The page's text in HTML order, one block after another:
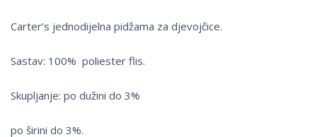
Carter’s jednodijelna pidžama za djevojčice.
Sastav: 100% poliester flis.
Skupljanje: po dužini do 3%
po širini do 3%.